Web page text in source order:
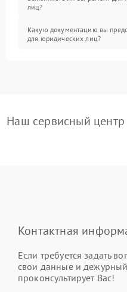
лиц?
Какую документацию вы
для юридических лиц?
Наш сервисный
Контактная
Если требуется задать
свои данные и
проконсультирует Вас!